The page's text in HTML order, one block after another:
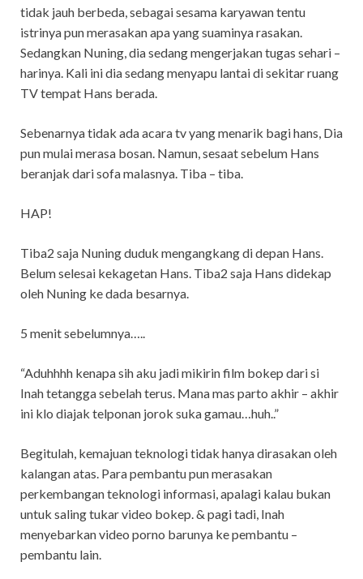
tidak jauh berbeda, sebagai sesama karyawan tentu
istrinya pun merasakan apa yang suaminya rasakan.
Sedangkan Nuning, dia sedang mengerjakan tugas sehari –
harinya. Kali ini dia sedang menyapu lantai di sekitar ruang
TV tempat Hans berada.
Sebenarnya tidak ada acara tv yang menarik bagi hans, Dia
pun mulai merasa bosan. Namun, sesaat sebelum Hans
beranjak dari sofa malasnya. Tiba – tiba.
HAP!
Tiba2 saja Nuning duduk mengangkang di depan Hans.
Belum selesai kekagetan Hans. Tiba2 saja Hans didekap
oleh Nuning ke dada besarnya.
5 menit sebelumnya…..
“Aduhhhh kenapa sih aku jadi mikirin film bokep dari si
Inah tetangga sebelah terus. Mana mas parto akhir – akhir
ini klo diajak telponan jorok suka gamau…huh..”
Begitulah, kemajuan teknologi tidak hanya dirasakan oleh
kalangan atas. Para pembantu pun merasakan
perkembangan teknologi informasi, apalagi kalau bukan
untuk saling tukar video bokep. & pagi tadi, Inah
menyebarkan video porno barunya ke pembantu –
pembantu lain.